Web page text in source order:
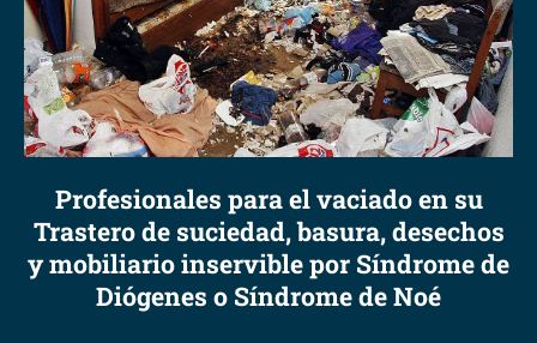
Profesionales para el vaciado en su
Trastero de suciedad, basura, desechos
y mobiliario inservible por Síndrome de
Diógenes o Síndrome de Noé